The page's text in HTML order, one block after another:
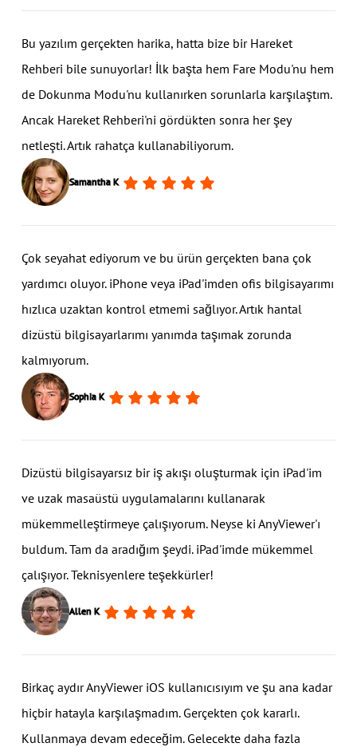
Bu yazılım gerçekten harika, hatta bize bir Hareket
Rehberi bile sunuyorlar! İlk başta hem Fare Modu'nu hem
de Dokunma Modu'nu kullanırken sorunlarla karşılaştım.
Ancak Hareket Rehberi'ni gördükten sonra her şey
netleşti. Artık rahatça kullanabiliyorum.
Samantha K
Çok seyahat ediyorum ve bu ürün gerçekten bana çok
yardımcı oluyor. iPhone veya iPad'imden ofis bilgisayarımı
hızlıca uzaktan kontrol etmemi sağlıyor. Artık hantal
dizüstü bilgisayarlarımı yanımda taşımak zorunda
kalmıyorum.
Sophia K
Dizüstü bilgisayarsız bir iş akışı oluşturmak için iPad'im
ve uzak masaüstü uygulamalarını kullanarak
mükemmelleştirmeye çalışıyorum. Neyse ki AnyViewer'ı
buldum. Tam da aradığım şeydi. iPad'imde mükemmel
çalışıyor. Teknisyenlere teşekkürler!
Allen K
Birkaç aydır AnyViewer iOS kullanıcısıyım ve şu ana kadar
hiçbir hatayla karşılaşmadım. Gerçekten çok kararlı.
Kullanmaya devam edeceğim. Gelecekte daha fazla